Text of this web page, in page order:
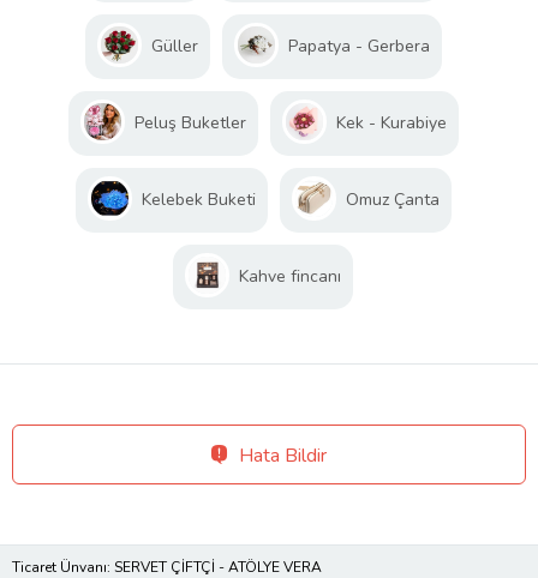
Güller Papatya - Gerbera
Peluş Buketler Kek - Kurabiye
Kelebek Buketi Omuz Çanta
Kahve fincanı
Hata Bildir
Ticaret Ünvanı: SERVET ÇİFTÇİ - ATÖLYE VERA